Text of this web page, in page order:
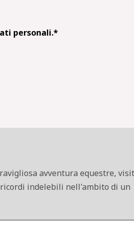
personali.*
avventura equestre,
indelebili nell'ambito di un